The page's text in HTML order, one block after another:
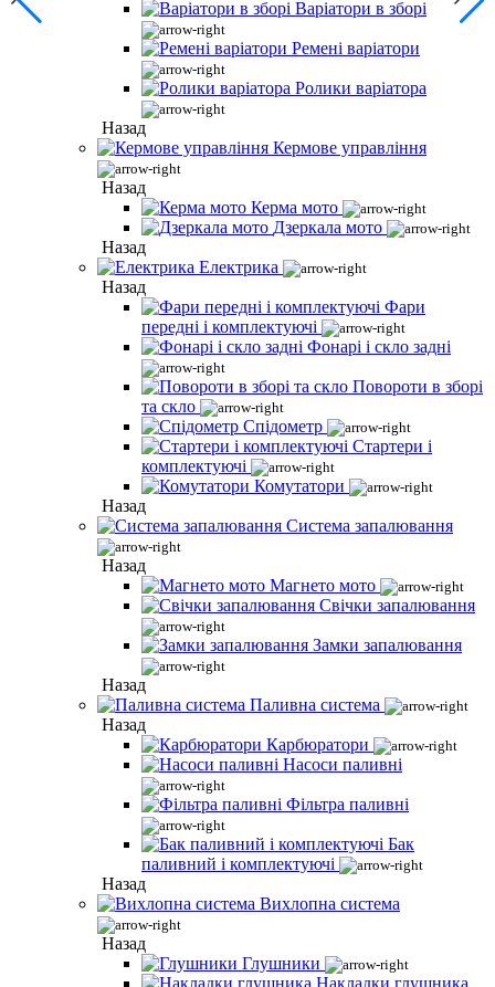
Варіатори в зборі
Ремені варіатори
Ролики варіатора
Назад
Кермове управління
Назад
Керма мото
Дзеркала мото
Назад
Електрика
Назад
Фари
передні і комплектуючі
Фонарі і скло задні
Повороти в зборі
та скло
Спідометр
Стартери і
комплектуючі
Комутатори
Назад
Система запалювання
Назад
Магнето мото
Свічки запалювання
Замки запалювання
Назад
Паливна система
Назад
Карбюратори
Насоси паливні
Фільтра паливні
Бак
паливний і комплектуючі
Назад
Вихлопна система
Назад
Глушники
Накладки глушника